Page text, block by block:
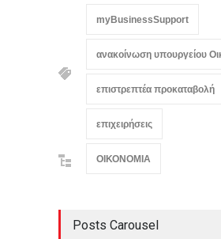
myBusinessSupport
ανακοίνωση υπουργείου
επιστρεπτέα προκαταβολή
επιχειρήσεις
ΟΙΚΟΝΟΜΙΑ
Posts Carousel